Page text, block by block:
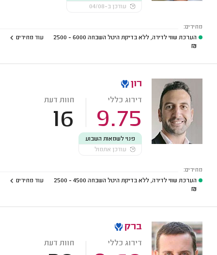
עודכן ב-04/08
מחירים:
הערכת שווי לדירה, ללא בדיקת היטל השבחה 6000 - 2500
₪
עוד מחירים
רון
דירוג כללי
9.75
חוות דעת
16
פנוי לשמאות השבוע
עודכן אתמול
מחירים:
הערכת שווי לדירה, ללא בדיקת היטל השבחה 4500 - 2500
₪
עוד מחירים
ברק
דירוג כללי חוות דעת